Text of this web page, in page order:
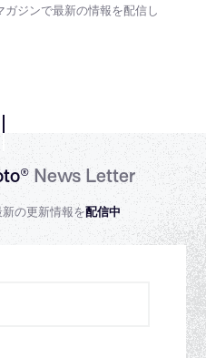
ガジンで最新の情報を配信し
News Letter
の更新情報を配信中